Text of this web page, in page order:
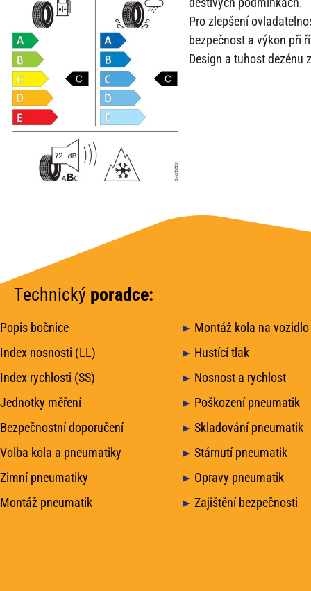
Pro zlepšení
bezpečnost a výkon při
Design a tuhost
Technický poradce:
Popis bočnice
Montáž kola na vozidlo
Index nosnosti (LL)
Hustící tlak
Index rychlosti (SS)
Nosnost a rychlost
Jednotky měření
Poškození pneumatik
Bezpečnostní doporučení
Skladování pneumatik
Volba kola a pneumatiky
Stárnutí pneumatik
Zimní pneumatiky
Opravy pneumatik
Montáž pneumatik
Zajištění bezpečnosti